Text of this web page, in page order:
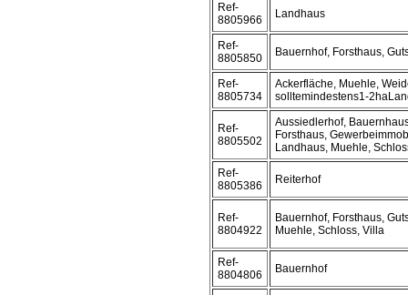
Ref-
8805966
Landhaus
Ref-
8805850
Bauernhof, Forsthaus,
Ref-
8805734
Ackerfläche, Muehle,
solltemindestens1-
Ref-
8805502
Aussiedlerhof,
Forsthaus,
Landhaus, Muehle,
Ref-
8805386
Reiterhof
Ref-
8804922
Bauernhof, Forsthaus,
Muehle, Schloss, Villa
Ref-
8804806
Bauernhof